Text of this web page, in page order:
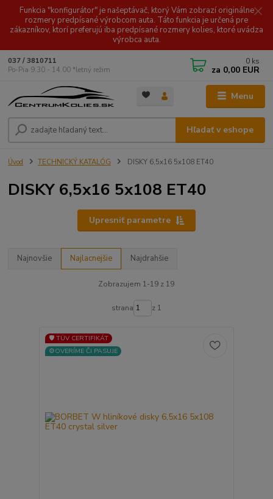
Funkcia "konfigurátor" je našeptávač, ktorý Vám zobrazí originálne
rozmery predpísané výrobcom auta. Táto funkcia je určená pre
zákazníkov, ktorí preferujú iba predpísané rozmery kolies, ktoré uvádza
výrobca auta.
Menu
Hľadať v eshope
037 / 3810711
Po-Pia 9.30 - 14.00 *letný režim
0 ks
za 0,00 EUR
Úvod TECHNICKÝ KATALÓG DISKY 6,5x16 5x108 ET40
DISKY 6,5x16 5x108 ET40
Upresniť parametre
Najnovšie Najlacnejšie Najdrahšie
Zobrazujem 1-19 z 19
strana z 1
🛡️ TÜV CERTIFIKÁT
⚙️OVERÍME ČI PASUJE